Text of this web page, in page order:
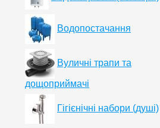
Водопостачання
Вуличні трапи та
дощоприймачі
Гігієнічні набори (душі)